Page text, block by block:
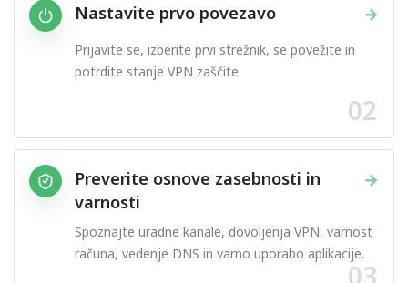
→
Nastavite prvo povezavo
Prijavite se, izberite prvi strežnik, se povežite in
potrdite stanje VPN zaščite.
02
→
Preverite osnove zasebnosti in
varnosti
Spoznajte uradne kanale, dovoljenja VPN, varnost
računa, vedenje DNS in varno uporabo aplikacije.
03